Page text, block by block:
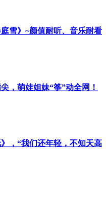
雪》~颜值耐听、音乐耐看
，萌娃姐妹“筝”动全网！
，“我们还年轻，不知天高